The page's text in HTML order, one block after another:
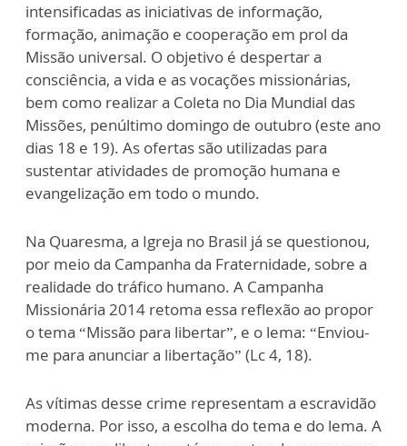
intensificadas as iniciativas de informação,
formação, animação e cooperação em prol da
Missão universal. O objetivo é despertar a
consciência, a vida e as vocações missionárias,
bem como realizar a Coleta no Dia Mundial das
Missões, penúltimo domingo de outubro (este ano
dias 18 e 19). As ofertas são utilizadas para
sustentar atividades de promoção humana e
evangelização em todo o mundo.
Na Quaresma, a Igreja no Brasil já se questionou,
por meio da Campanha da Fraternidade, sobre a
realidade do tráfico humano. A Campanha
Missionária 2014 retoma essa reflexão ao propor
o tema “Missão para libertar”, e o lema: “Enviou-
me para anunciar a libertação” (Lc 4, 18).
As vítimas desse crime representam a escravidão
moderna. Por isso, a escolha do tema e do lema. A